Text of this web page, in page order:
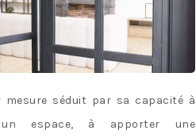
mesure séduit par sa capacité à
un espace, à apporter une